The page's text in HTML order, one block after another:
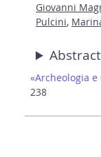
Giovanni
Pulcini,
Abstract
«Archeologia
238